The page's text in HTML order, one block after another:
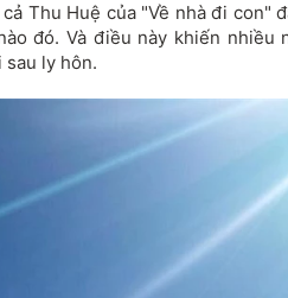
Thu Huệ của "Về nhà đi con"
đó. Và điều này khiến nhiều
ly hôn.